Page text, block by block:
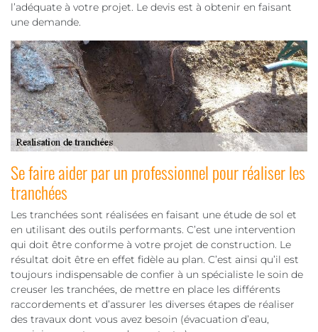
l’adéquate à votre projet. Le devis est à obtenir en faisant
une demande.
Se faire aider par un professionnel pour réaliser les
tranchées
Les tranchées sont réalisées en faisant une étude de sol et
en utilisant des outils performants. C’est une intervention
qui doit être conforme à votre projet de construction. Le
résultat doit être en effet fidèle au plan. C’est ainsi qu’il est
toujours indispensable de confier à un spécialiste le soin de
creuser les tranchées, de mettre en place les différents
raccordements et d’assurer les diverses étapes de réaliser
des travaux dont vous avez besoin (évacuation d’eau,